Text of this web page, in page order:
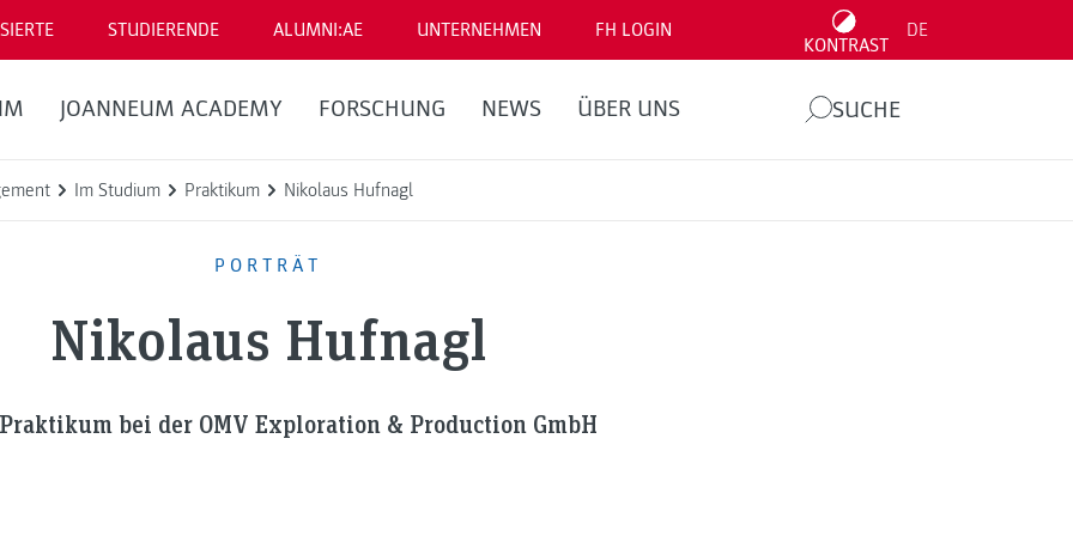
STUDIERENDE ALUMNI:AE UNTERNEHMEN FH LOGIN
KONTRAST
DE
JOANNEUM ACADEMY FORSCHUNG NEWS ÜBER UNS SUCHE
Im Studium Praktikum Nikolaus Hufnagl
PORTRÄT
Nikolaus Hufnagl
bei der OMV Exploration & Production GmbH